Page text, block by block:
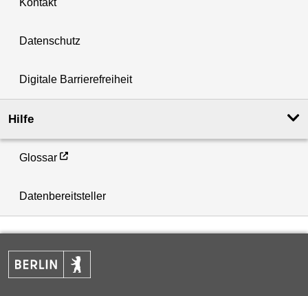
Kontakt
Datenschutz
Digitale Barrierefreiheit
Hilfe
Glossar
Datenbereitsteller